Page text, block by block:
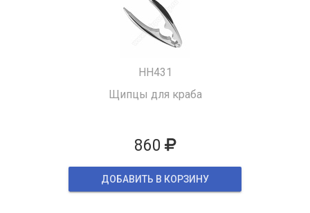
HH431
Щипцы для краба
860
ДОБАВИТЬ В КОРЗИНУ